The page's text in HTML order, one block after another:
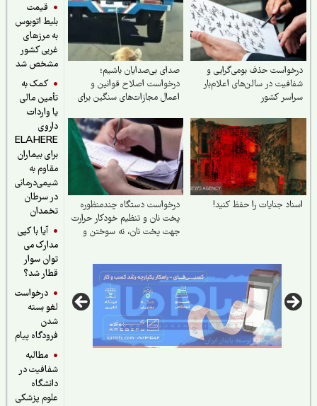
قیمت
بلیط اتوبوس
به مرزهای
غربی کشور
مشخص شد
کمک به
تأمین مالی
یا واردات
داروی
ELAHERE
برای بیماران
مقاوم به
شیمی‌درمانی
در سرطان
تخمدان
آیا با کپی
مدارک می
توان سوار
قطار شد؟
درخواست
لغو بسته
فرودگاه پیام
مطالبه
شفافیت در
دانشگاه
علوم پزشکی
حذف بومی‌گرایی و
در سالن‌های اعلام‌بار
کشور
صدای بی‌صدایان باشیم؛
درخواست اصلاح قوانین و
اعمال مجازات‌های سنگین برای
جنایات را حفظ کنید!
درخواست دستگاه چندمنظوره
پخت نان و تنظیم خودکار حرارت
جهت پخت نان، نه سوختن و